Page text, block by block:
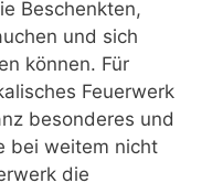
Beschenkten,
und sich
können. Für
Feuerwerk
besonderes und
bei weitem nicht
die